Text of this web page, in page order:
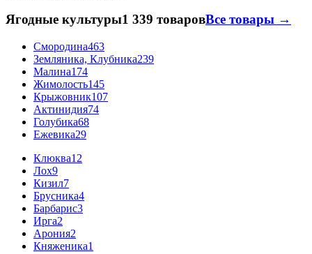
Ягодные культуры1 339 товаровВсе товары →
Смородина463
Земляника, Клубника239
Малина174
Жимолость145
Крыжовник107
Актинидия74
Голубика68
Ежевика29
Клюква12
Лох9
Кизил7
Брусника4
Барбарис3
Ирга2
Арония2
Княженика1